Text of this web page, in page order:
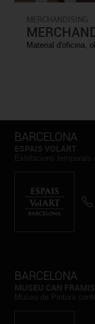
Material d'oficina,
BARCELONA
BARCELONA